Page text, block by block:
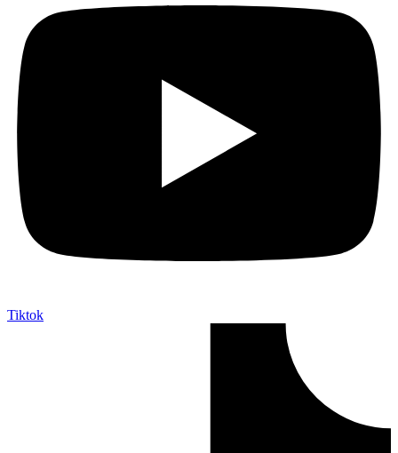
Tiktok